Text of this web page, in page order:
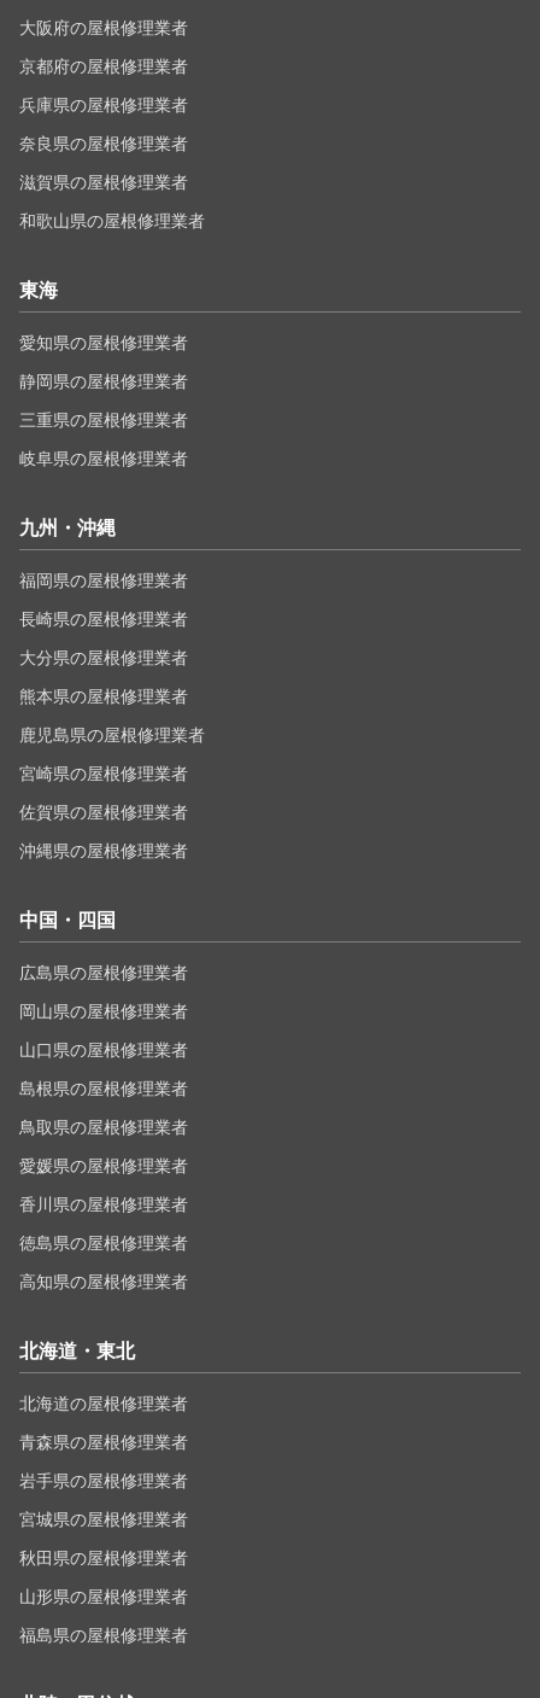
大阪府の屋根修理業者
京都府の屋根修理業者
兵庫県の屋根修理業者
奈良県の屋根修理業者
滋賀県の屋根修理業者
和歌山県の屋根修理業者
東海
愛知県の屋根修理業者
静岡県の屋根修理業者
三重県の屋根修理業者
岐阜県の屋根修理業者
九州・沖縄
福岡県の屋根修理業者
長崎県の屋根修理業者
大分県の屋根修理業者
熊本県の屋根修理業者
鹿児島県の屋根修理業者
宮崎県の屋根修理業者
佐賀県の屋根修理業者
沖縄県の屋根修理業者
中国・四国
広島県の屋根修理業者
岡山県の屋根修理業者
山口県の屋根修理業者
島根県の屋根修理業者
鳥取県の屋根修理業者
愛媛県の屋根修理業者
香川県の屋根修理業者
徳島県の屋根修理業者
高知県の屋根修理業者
北海道・東北
北海道の屋根修理業者
青森県の屋根修理業者
岩手県の屋根修理業者
宮城県の屋根修理業者
秋田県の屋根修理業者
山形県の屋根修理業者
福島県の屋根修理業者